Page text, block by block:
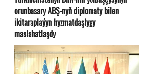
orunbasary ABŞ-nyň diplomaty bilen
ikitaraplaýyn hyzmatdaşlygy
maslahatlaşdy